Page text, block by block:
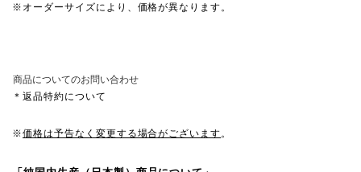
※オーダーサイズにより、価格が異なります。
商品についてのお問い合わせ
＊返品特約について
※価格は予告なく変更する場合がございます 。